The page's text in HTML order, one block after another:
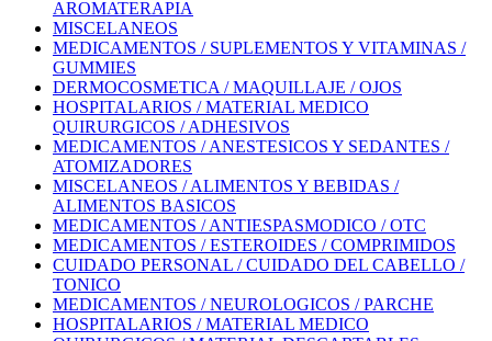
AROMATERAPIA
MISCELANEOS
MEDICAMENTOS / SUPLEMENTOS Y VITAMINAS /
GUMMIES
DERMOCOSMETICA / MAQUILLAJE / OJOS
HOSPITALARIOS / MATERIAL MEDICO
QUIRURGICOS / ADHESIVOS
MEDICAMENTOS / ANESTESICOS Y SEDANTES /
ATOMIZADORES
MISCELANEOS / ALIMENTOS Y BEBIDAS /
ALIMENTOS BASICOS
MEDICAMENTOS / ANTIESPASMODICO / OTC
MEDICAMENTOS / ESTEROIDES / COMPRIMIDOS
CUIDADO PERSONAL / CUIDADO DEL CABELLO /
TONICO
MEDICAMENTOS / NEUROLOGICOS / PARCHE
HOSPITALARIOS / MATERIAL MEDICO